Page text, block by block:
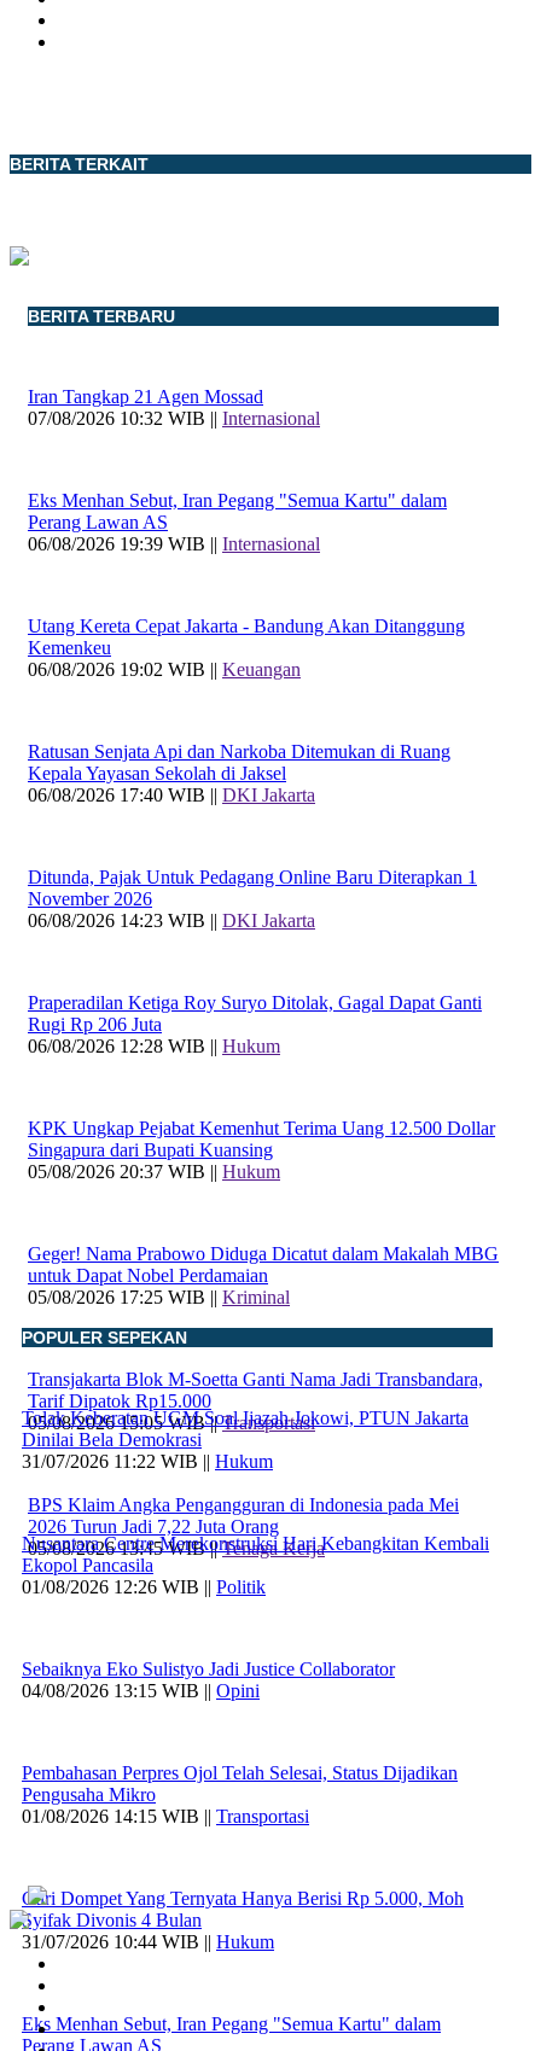
BERITA TERKAIT
BERITA TERBARU
Iran Tangkap 21 Agen Mossad
07/08/2026 10:32 WIB || Internasional
Eks Menhan Sebut, Iran Pegang "Semua Kartu" dalam
Perang Lawan AS
06/08/2026 19:39 WIB || Internasional
Utang Kereta Cepat Jakarta - Bandung Akan Ditanggung
Kemenkeu
06/08/2026 19:02 WIB || Keuangan
Ratusan Senjata Api dan Narkoba Ditemukan di Ruang
Kepala Yayasan Sekolah di Jaksel
06/08/2026 17:40 WIB || DKI Jakarta
Ditunda, Pajak Untuk Pedagang Online Baru Diterapkan 1
November 2026
06/08/2026 14:23 WIB || DKI Jakarta
Praperadilan Ketiga Roy Suryo Ditolak, Gagal Dapat Ganti
Rugi Rp 206 Juta
06/08/2026 12:28 WIB || Hukum
KPK Ungkap Pejabat Kemenhut Terima Uang 12.500 Dollar
Singapura dari Bupati Kuansing
05/08/2026 20:37 WIB || Hukum
Geger! Nama Prabowo Diduga Dicatut dalam Makalah MBG
untuk Dapat Nobel Perdamaian
05/08/2026 17:25 WIB || Kriminal
Transjakarta Blok M-Soetta Ganti Nama Jadi Transbandara,
Tarif Dipatok Rp15.000
05/08/2026 15:05 WIB ||Transportasi
BPS Klaim Angka Pengangguran di Indonesia pada Mei
2026 Turun Jadi 7,22 Juta Orang
05/08/2026 13:45 WIB ||Tenaga Kerja
POPULER SEPEKAN
Tolak Keberatan UGM Soal Ijazah Jokowi, PTUN Jakarta
Dinilai Bela Demokrasi
31/07/2026 11:22 WIB || Hukum
Nusantara Centre Merekonstruksi Hari Kebangkitan Kembali
Ekopol Pancasila
01/08/2026 12:26 WIB || Politik
Sebaiknya Eko Sulistyo Jadi Justice Collaborator
04/08/2026 13:15 WIB || Opini
Pembahasan Perpres Ojol Telah Selesai, Status Dijadikan
Pengusaha Mikro
01/08/2026 14:15 WIB || Transportasi
Curi Dompet Yang Ternyata Hanya Berisi Rp 5.000, Moh
Syifak Divonis 4 Bulan
31/07/2026 10:44 WIB || Hukum
Eks Menhan Sebut, Iran Pegang "Semua Kartu" dalam
Perang Lawan AS